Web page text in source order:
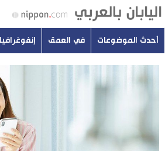
في العمق
أحدث الموضوعات في العمق